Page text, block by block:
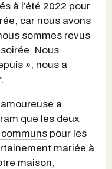
à l’été 2022 pour
car nous avons
sommes revus
Nous
», nous a
a
que les deux
pour les
mariée à
maison,